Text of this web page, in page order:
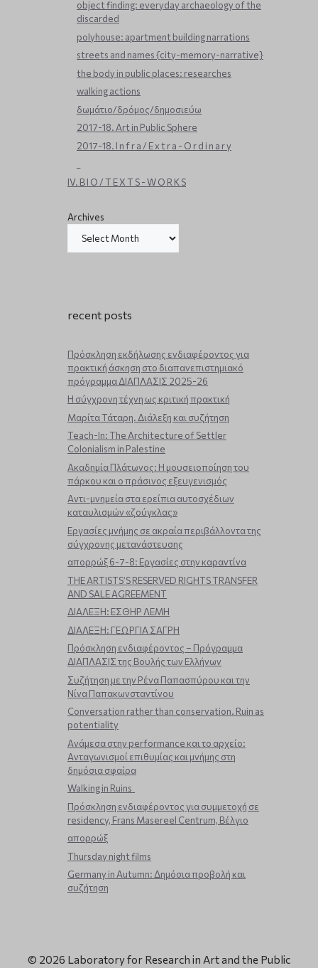
object finding: everyday archaeology of the
discarded
polyhouse: apartment building narrations
streets and names {city-memory-narrative}
the body in public places: researches
walking actions
δωμάτιο/δρόμος/δημοσιεύω
2017-18. Art in Public Sphere
2017-18. I n f r a / E x t r a - O r d i n a r y
IV. B I O / T E X T S - W O R K S
Archives
recent posts
Πρόσκληση εκδήλωσης ενδιαφέροντος για
πρακτική άσκηση στο διαπανεπιστημιακό
πρόγραμμα ΔΙΑΠΛΑΣΙΣ 2025-26
Η σύγχρονη τέχνη ως κριτική πρακτική
Μαρίτα Τάταρη. Διάλεξη και συζήτηση
Teach-In: The Architecture of Settler
Colonialism in Palestine
Ακαδημία Πλάτωνος: Η μουσειοποίηση του
πάρκου και ο πράσινος εξευγενισμός
Aντι-μνημεία στα ερείπια αυτοσχέδιων
καταυλισμών «ζούγκλας»
Εργασίες μνήμης σε ακραία περιβάλλοντα της
σύγχρονης μετανάστευσης
απορρώξ 6-7-8: Εργασίες στην καραντίνα
THE ARTISTS’S RESERVED RIGHTS TRANSFER
AND SALE AGREEMENT
ΔΙΑΛΕΞΗ: ΕΣΘΗΡ ΛΕΜΗ
ΔΙΑΛΕΞΗ: ΓΕΩΡΓΙΑ ΣΑΓΡΗ
Πρόσκληση ενδιαφέροντος – Πρόγραμμα
ΔΙΑΠΛΑΣΙΣ της Βουλής των Ελλήνων
Συζήτηση με την Ρένα Παπασπύρου και την
Νίνα Παπακωνσταντίνου
Conversation rather than conservation. Ruin as
potentiality
Ανάμεσα στην performance και το αρχείο:
Ανταγωνισμοί επιθυμίας και μνήμης στη
δημόσια σφαίρα
Walking in Ruins
Πρόσκληση ενδιαφέροντος για συμμετοχή σε
residency, Frans Masereel Centrum, Βέλγιο
απορρώξ
Thursday night films
Germany in Autumn: Δημόσια προβολή και
συζήτηση
© 2026 Laboratory for Research in Art and the Public